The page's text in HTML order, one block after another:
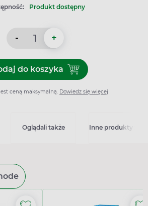
Produkt dostępny
- +
do koszyka
Dodaj do koszyka
ceną maksymalną. Dowiedz się więcej
Oglądali także Inne produkty z